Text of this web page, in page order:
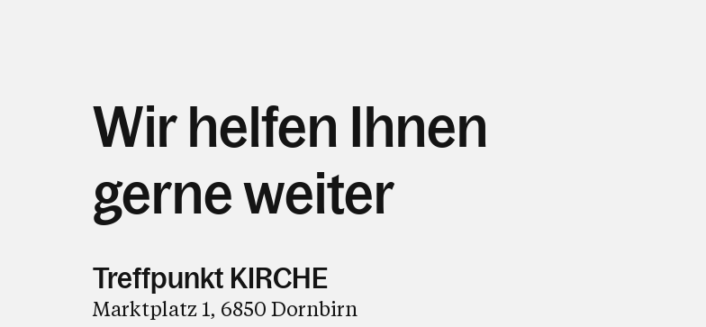
Wir helfen Ihnen
gerne weiter
Treffpunkt KIRCHE
Marktplatz 1, 6850 Dornbirn